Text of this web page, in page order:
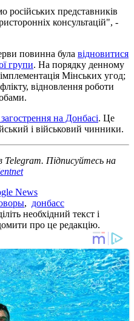
російських представників
консультацій", -
повинна була відновитися
групи. На порядку денному
Мінських угод;
відновлення роботи
на Донбасі. Це
і військовий чинники.
Telegram. Підписуйтесь на
News
, донбасс
необхідний текст і
про це редакцію.